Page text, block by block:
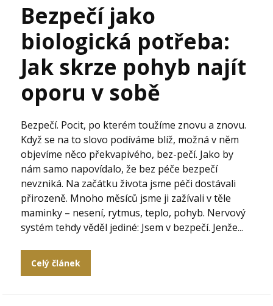
Bezpečí jako
biologická potřeba:
Jak skrze pohyb najít
oporu v sobě
Bezpečí. Pocit, po kterém toužíme znovu a znovu.
Když se na to slovo podíváme blíž, možná v něm
objevíme něco překvapivého, bez-pečí. Jako by
nám samo napovídalo, že bez péče bezpečí
nevzniká. Na začátku života jsme péči dostávali
přirozeně. Mnoho měsíců jsme ji zažívali v těle
maminky – nesení, rytmus, teplo, pohyb. Nervový
systém tehdy věděl jediné: Jsem v bezpečí. Jenže...
Celý článek